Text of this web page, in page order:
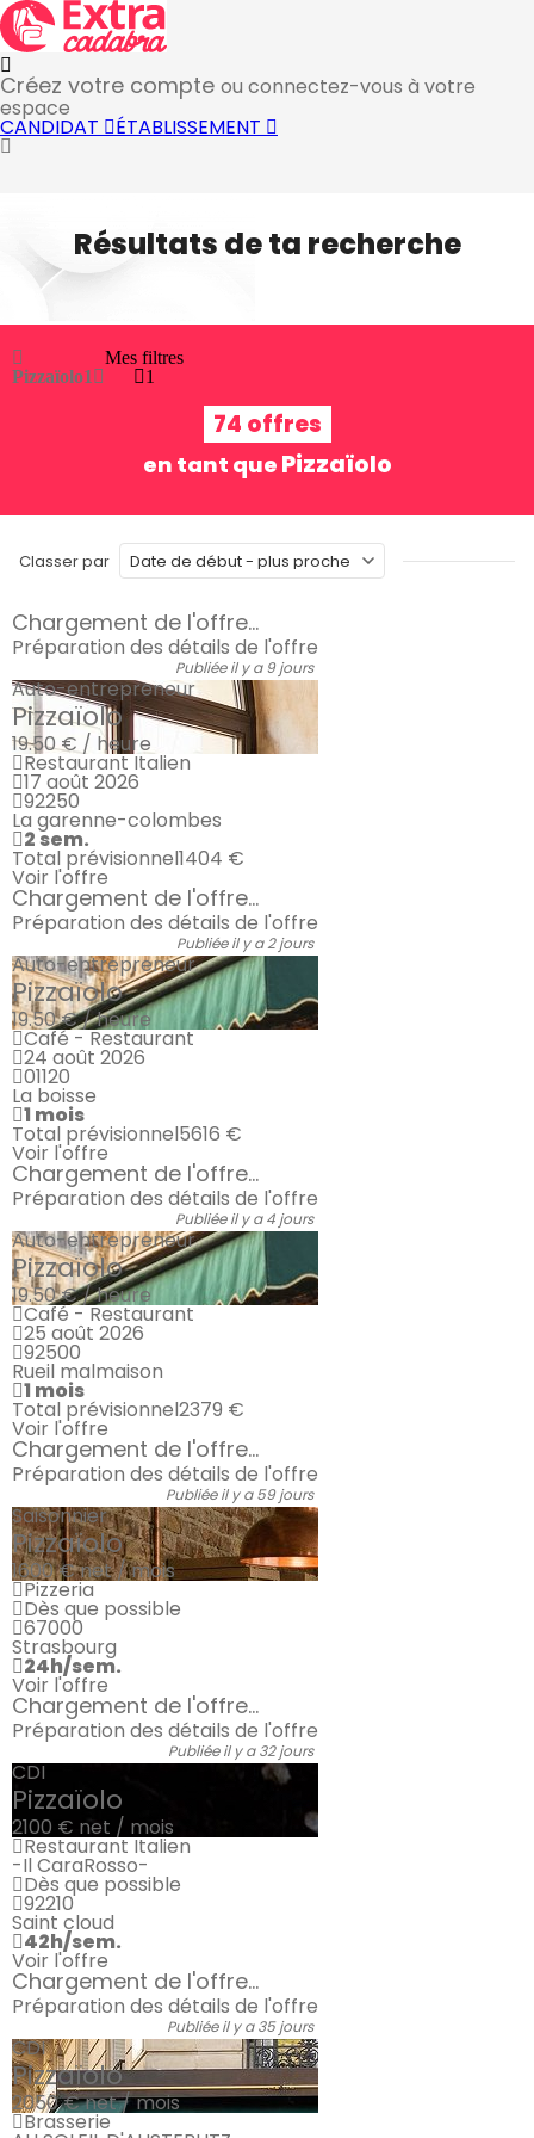
Créez votre compte ou connectez-vous à votre
espace
CANDIDAT ÉTABLISSEMENT
Résultats de ta recherche
Pizzaïolo1
Mes filtres
1
74 offres
en tant que Pizzaïolo
Classer par
Chargement de l'offre...
Préparation des détails de l'offre
Publiée il y a 9 jours
Auto-entrepreneur
Pizzaïolo
19.50 € / heure
Restaurant Italien
17 août 2026
92250
La garenne-colombes
2 sem.
Total prévisionnel1404 €
Voir l'offre
Chargement de l'offre...
Préparation des détails de l'offre
Publiée il y a 2 jours
Auto-entrepreneur
Pizzaïolo
19.50 € / heure
Café - Restaurant
24 août 2026
01120
La boisse
1 mois
Total prévisionnel5616 €
Voir l'offre
Chargement de l'offre...
Préparation des détails de l'offre
Publiée il y a 4 jours
Auto-entrepreneur
Pizzaïolo
19.50 € / heure
Café - Restaurant
25 août 2026
92500
Rueil malmaison
1 mois
Total prévisionnel2379 €
Voir l'offre
Chargement de l'offre...
Préparation des détails de l'offre
Publiée il y a 59 jours
Saisonnier
Pizzaïolo
1600 €net / mois
Pizzeria
Dès que possible
67000
Strasbourg
24h/sem.
Voir l'offre
Chargement de l'offre...
Préparation des détails de l'offre
Publiée il y a 32 jours
CDI
Pizzaïolo
2100 € net / mois
Restaurant Italien
-Il CaraRosso-
Dès que possible
92210
Saint cloud
42h/sem.
Voir l'offre
Chargement de l'offre...
Préparation des détails de l'offre
Publiée il y a 35 jours
CDI
Pizzaïolo
2050 €net / mois
Brasserie